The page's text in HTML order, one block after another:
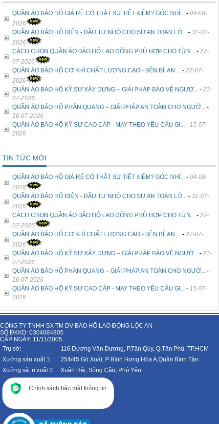
QUẦN ÁO BẢO HỘ GIÁ RẺ CÓ THẬT SỰ TIẾT KIỆM? GÓC NHÌ... - 04-08-
2026
QUẦN ÁO BẢO HỘ ĐIỆN - ĐẦU TƯ NHỎ CHO SỰ AN TOÀN LỚ... - 31-07-
2026
CÁCH CHỌN QUẦN ÁO BẢO HỘ LAO ĐỘNG PHÙ HỢP CHO TỪN... - 27-
07-2026
QUẦN ÁO BẢO HỘ CƠ KHÍ CHẤT LƯỢNG CAO - BỀN BỈ, AN ... - 27-07-
2026
QUẦN ÁO BẢO HỘ KỸ SƯ XÂY DỰNG – GIẢI PHÁP BẢO VỆ NGƯỜ... - 21-
07-2026
QUẦN ÁO BẢO HỘ PHẢN QUANG – GIẢI PHÁP AN TOÀN CHO NGƯỜ... -
16-07-2026
QUẦN ÁO BẢO HỘ KỸ SƯ CAO CẤP - MAY THEO YÊU CẦU GI... - 15-07-
2026
TIN TỨC MỚI
QUẦN ÁO BẢO HỘ GIÁ RẺ CÓ THẬT SỰ TIẾT KIỆM? GÓC NHÌ... - 04-08-
2026
QUẦN ÁO BẢO HỘ ĐIỆN - ĐẦU TƯ NHỎ CHO SỰ AN TOÀN LỚ... - 31-07-
2026
CÁCH CHỌN QUẦN ÁO BẢO HỘ LAO ĐỘNG PHÙ HỢP CHO TỪN... - 27-
07-2026
QUẦN ÁO BẢO HỘ CƠ KHÍ CHẤT LƯỢNG CAO - BỀN BỈ, AN ... - 27-07-
2026
QUẦN ÁO BẢO HỘ KỸ SƯ XÂY DỰNG – GIẢI PHÁP BẢO VỆ NGƯỜ... - 21-
07-2026
QUẦN ÁO BẢO HỘ PHẢN QUANG – GIẢI PHÁP AN TOÀN CHO NGƯỜ... -
16-07-2026
QUẦN ÁO BẢO HỘ KỸ SƯ CAO CẤP - MAY THEO YÊU CẦU GI... - 15-07-
2026
CÔNG TY TNHH SX TM DV BẢO HỘ LAO ĐỘNG LỘC AN
SỐ ĐKKD: 0304084805
CẤP NGÀY: 11/11/2005
Trụ sở:
116 Dương Văn Dương, P.Tân Qúy, Q.Tân Phú, TP.HCM
Xưởng sản xuất 1:
254/45 Gò Xoài, P Bình Hưng Hòa A,Quận Bình Tân
Xưởng sả. n xuất 2:
Xuân Hải, Sông Cầu, Phú Yên
Chính sách bảo mật thông tin